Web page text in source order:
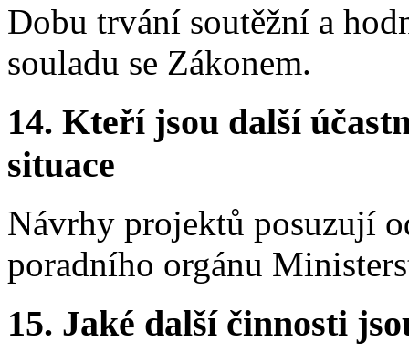
Dobu trvání soutěžní a
souladu se Zákonem.
14. Kteří jsou další
situace
Návrhy projektů posuzují
poradního orgánu
15. Jaké další činnosti